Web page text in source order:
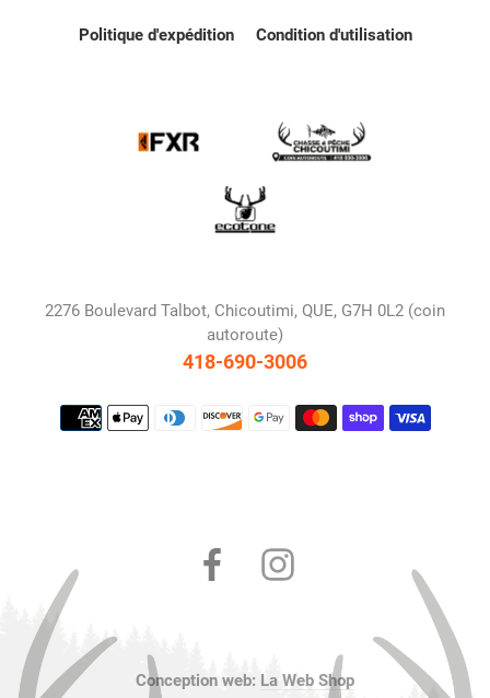
Politique d'expédition Condition d'utilisation
2276 Boulevard Talbot, Chicoutimi, QUE, G7H 0L2 (coin
autoroute)
418-690-3006
Moyens
de
FacebookInstagram
Conception web: La Web Shop